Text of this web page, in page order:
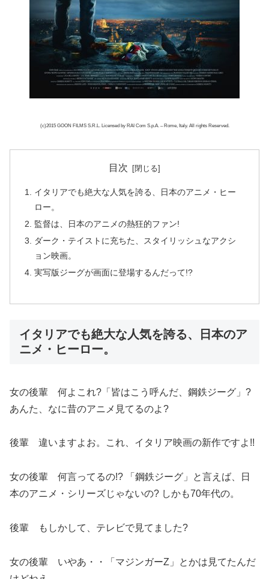
(c)2015 GOON FILMS S.R.L. Licensed by RAI Com S.p.A. – Rome, Italy. All rights Reserved.
目次
イタリアでも絶大な人気を誇る、日本のアニメ・ヒー
ロー。
監督は、日本のアニメの熱狂的ファン!
ダーク・テイストに充ちた、スタイリッシュなアクシ
ョン映画。
実写版ジーグが画面に登場するんだって!?
イタリアでも絶大な人気を誇る、日本のア
ニメ・ヒーロー。
女の後輩 何よこれ?「皆はこう呼んだ、鋼鉄ジーグ」?
あんた、なに昔のアニメ見てるのよ?
後輩 違いますよお。これ、イタリア映画の新作ですよ!!
女の後輩 何言ってるの!? 「鋼鉄ジーグ」と言えば、日
本のアニメ・シリーズじゃないの? しかも70年代の。
後輩 もしかして、テレビで見てました?
女の後輩 いやあ・・「マジンガーZ」とかは見てたんだ